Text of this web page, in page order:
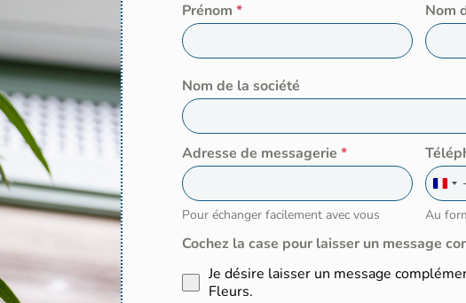
Prénom* Nom
Nom de la société
Adresse de messagerie*
Pour échanger facilement avec vous
F
r
a
c
+
Au
Cochez la case pour laisser un message
Je désire laisser un message
Fleurs.